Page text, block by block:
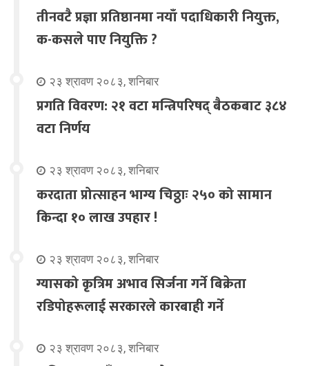
तीनवटै प्रज्ञा प्रतिष्ठानमा नयाँ पदाधिकारी नियुक्त,
क-कसले पाए नियुक्ति ?
२३ श्रावण २०८३, शनिबार
प्रगति विवरण: २१ वटा मन्त्रिपरिषद् बैठकबाट ३८४
वटा निर्णय
२३ श्रावण २०८३, शनिबार
करदाता प्रोत्साहन भाग्य चिठ्ठाः २५० को सामान
किन्दा १० लाख उपहार !
२३ श्रावण २०८३, शनिबार
ग्यासको कृत्रिम अभाव सिर्जना गर्ने बिक्रेता
रडिपोहरूलाई सरकारले कारबाही गर्ने
२३ श्रावण २०८३, शनिबार